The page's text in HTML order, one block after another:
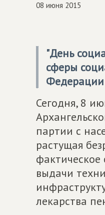
08 июня 2015
"День
сферы
Сегодня, 8
партии с
растущая
выдачи
лекарства